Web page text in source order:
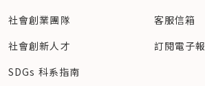
社會創業團隊
社會創新人才
SDGs 科系指南
客服信箱
訂閱電子報